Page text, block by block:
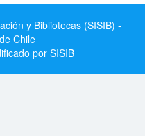
y Bibliotecas (SISIB) -
Chile
por SISIB